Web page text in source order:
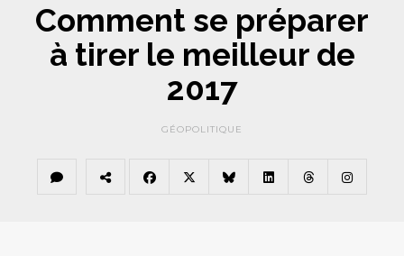
Comment se préparer
à tirer le meilleur de
2017
GÉOPOLITIQUE